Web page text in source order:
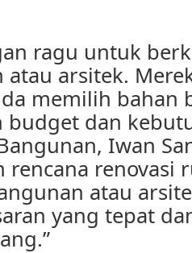
ragu untuk
arsitek.
memilih bahan
budget dan
Iwan
rencana renovasi
atau
yang tepat